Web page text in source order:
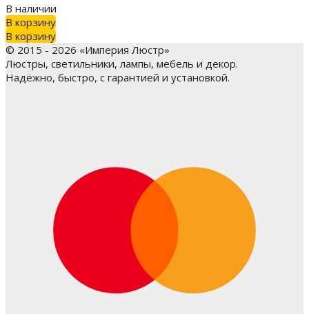
В наличии
В корзину
В корзину
© 2015 - 2026 «Империя Люстр»
Люстры, светильники, лампы, мебель и декор.
Надёжно, быстро, с гарантией и установкой.